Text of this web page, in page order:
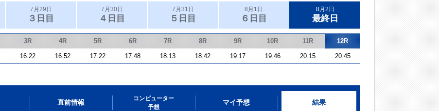
7月29日
３日目
7月30日
４日目
7月31日
５日目
8月1日
６日目
8月2日
最終日
3R 4R 5R 6R 7R 8R 9R 10R 11R 12R
16:22 16:52 17:22 17:48 18:13 18:42 19:17 19:46 20:15 20:45
直前情報
コンピューター
予想
マイ予想 結果